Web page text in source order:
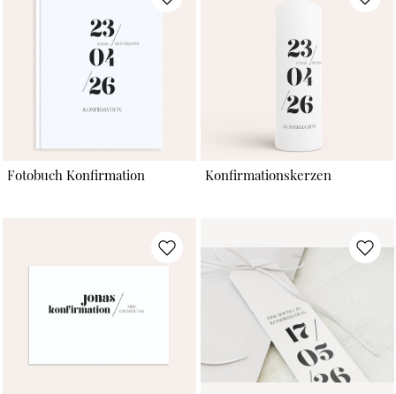
Fotobuch Konfirmation Konfirmationskerzen